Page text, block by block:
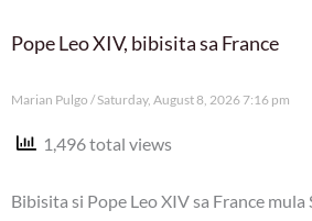
Pope Leo XIV, bibisita sa France
Marian Pulgo Saturday, August 8, 2026 7:16 pm
1,496 total views
Bibisita si Pope Leo XIV sa France